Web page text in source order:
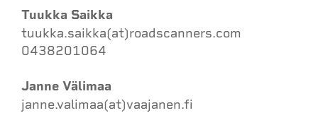
Tuukka Saikka
tuukka.saikka(at)roadscanners.com
0438201064
Janne Välimaa
janne.valimaa(at)vaajanen.fi